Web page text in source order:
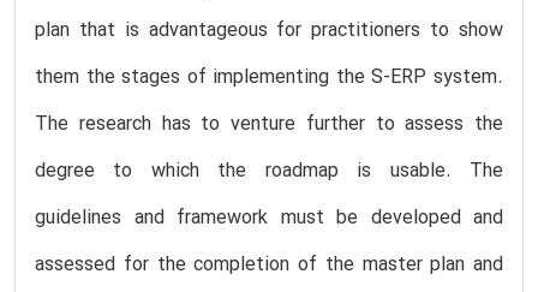
plan that is advantageous for practitioners to show
them the stages of implementing the S-ERP system.
The research has to venture further to assess the
degree to which the roadmap is usable. The
guidelines and framework must be developed and
assessed for the completion of the master plan and